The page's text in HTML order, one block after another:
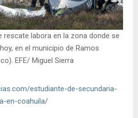
rescate labora en la zona donde se
en el municipio de Ramos
EFE/ Miguel Sierra
estudiante-de-secundaria-
en-coahuila/